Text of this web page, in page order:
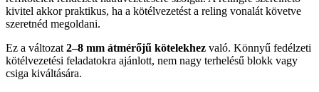
kivitel akkor praktikus, ha a kötélvezetést a reling vonalát követve
szeretnéd megoldani.
Ez a változat 2–8 mm átmérőjű kötelekhez való. Könnyű fedélzeti
kötélvezetési feladatokra ajánlott, nem nagy terhelésű blokk vagy
csiga kiváltására.